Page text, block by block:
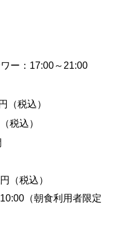
ー：17:00～21:00
（税込）
税込）
（税込）
（朝食利用者限定